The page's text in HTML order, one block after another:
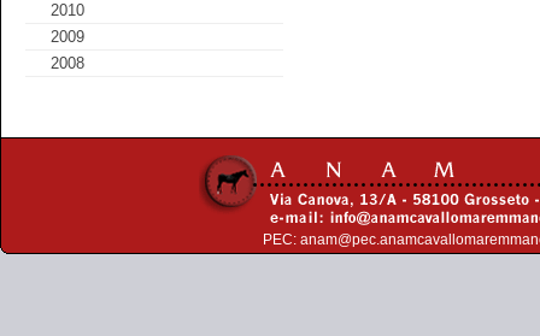
2010
2009
2008
PEC: